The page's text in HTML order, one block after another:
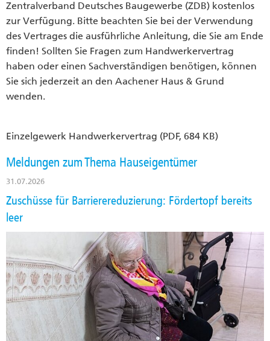
Zentralverband Deutsches Baugewerbe (ZDB) kostenlos
zur Verfügung. Bitte beachten Sie bei der Verwendung
des Vertrages die ausführliche Anleitung, die Sie am Ende
finden! Sollten Sie Fragen zum Handwerkervertrag
haben oder einen Sachverständigen benötigen, können
Sie sich jederzeit an den Aachener Haus & Grund
wenden.
Einzelgewerk Handwerkervertrag (PDF, 684 KB)
Meldungen zum Thema Hauseigentümer
31.07.2026
Zuschüsse für Barrierereduzierung: Fördertopf bereits
leer